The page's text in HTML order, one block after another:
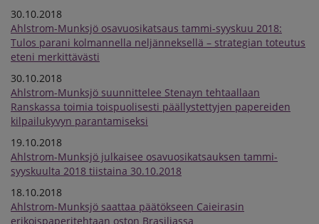
30.10.2018
Ahlstrom-Munksjö osavuosikatsaus tammi-syyskuu 2018:
Tulos parani kolmannella neljänneksellä – strategian toteutus
eteni merkittävästi
30.10.2018
Ahlstrom-Munksjö suunnittelee Stenayn tehtaallaan
Ranskassa toimia toispuolisesti päällystettyjen papereiden
kilpailukyvyn parantamiseksi
19.10.2018
Ahlstrom-Munksjö julkaisee osavuosikatsauksen tammi-
syyskuulta 2018 tiistaina 30.10.2018
18.10.2018
Ahlstrom-Munksjö saattaa päätökseen Caieirasin
erikoispaperitehtaan oston Brasiliassa